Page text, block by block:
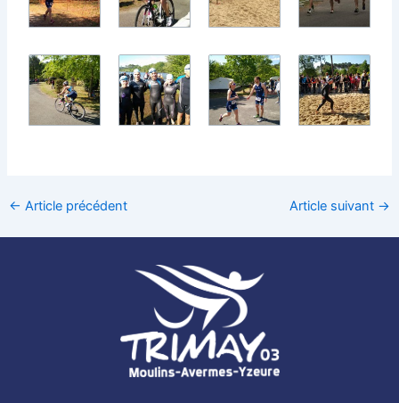
← Article précédent Article suivant →